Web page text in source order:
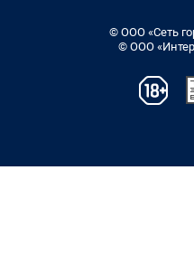
© ООО «Сеть
© ООО